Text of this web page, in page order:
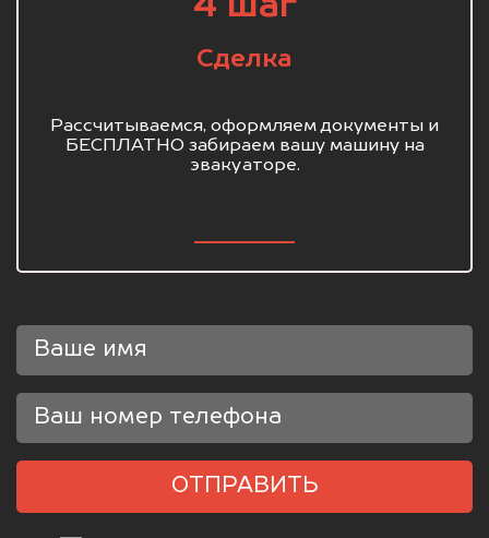
4 шаг
Сделка
Рассчитываемся, оформляем документы и
БЕСПЛАТНО забираем вашу машину на
эвакуаторе.
ОТПРАВИТЬ